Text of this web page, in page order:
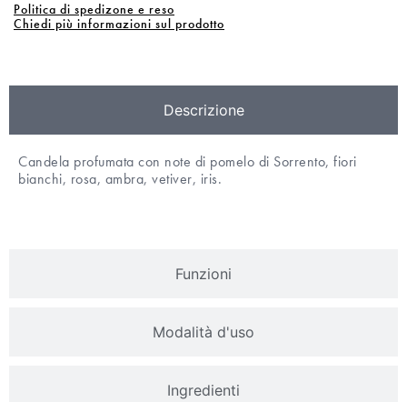
Politica di spedizone e reso
Chiedi più informazioni sul prodotto
Descrizione
Funzioni
Modalità d'uso
Ingredienti
Candela profumata con note di pomelo di Sorrento, fiori
bianchi, rosa, ambra, vetiver, iris.